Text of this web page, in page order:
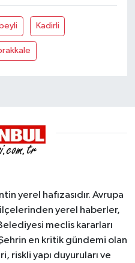
Kadirli
yerel hafızasıdır. Avrupa
ilçelerinden yerel haberler,
meclis kararları
en kritik gündemi olan
riskli yapı duyuruları ve